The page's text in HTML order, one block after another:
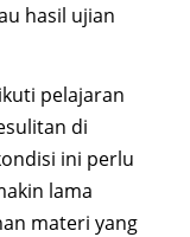
hasil ujian
pelajaran
di
ini perlu
lama
materi yang